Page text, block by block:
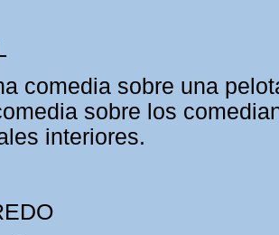
comedia sobre una
sobre los
interiores.